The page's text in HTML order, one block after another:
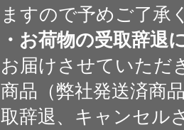
ますので予めご了承
・お荷物の受取辞退
お届けさせていただ
商品（弊社発送済商
取辞退、キャンセル